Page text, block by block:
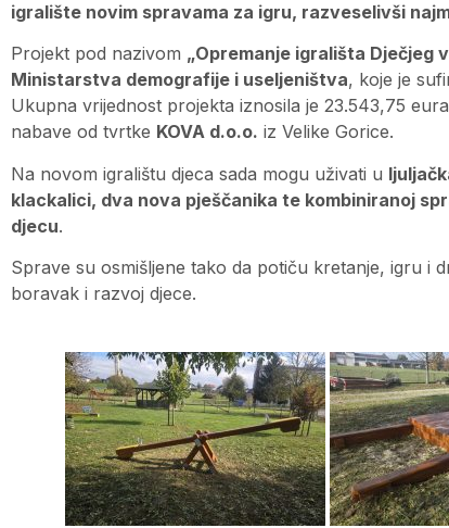
igralište novim spravama za igru, razveselivši
Projekt pod nazivom „Opremanje igrališta Dječjeg
Ministarstva demografije i useljeništva, koje je
Ukupna vrijednost projekta iznosila je 23.543,75
nabave od tvrtke KOVA d.o.o. iz Velike Gorice.
Na novom igralištu djeca sada mogu uživati u
klackalici, dva nova pješčanika te kombiniranoj
djecu.
Sprave su osmišljene tako da potiču kretanje, igru i
boravak i razvoj djece.